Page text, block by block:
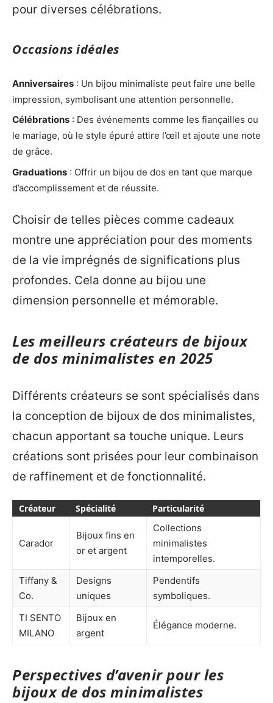
pour diverses célébrations.
Occasions idéales
Anniversaires : Un bijou minimaliste peut faire une belle
impression, symbolisant une attention personnelle.
Célébrations : Des événements comme les fiançailles ou
le mariage, où le style épuré attire l’œil et ajoute une note
de grâce.
Graduations : Offrir un bijou de dos en tant que marque
d’accomplissement et de réussite.
Choisir de telles pièces comme cadeaux
montre une appréciation pour des moments
de la vie imprégnés de significations plus
profondes. Cela donne au bijou une
dimension personnelle et mémorable.
Les meilleurs créateurs de bijoux
de dos minimalistes en 2025
Différents créateurs se sont spécialisés dans
la conception de bijoux de dos minimalistes,
chacun apportant sa touche unique. Leurs
créations sont prisées pour leur combinaison
de raffinement et de fonctionnalité.
Créateur Spécialité Particularité
Carador
Bijoux fins en
or et argent
Collections
minimalistes
intemporelles.
Tiffany &
Co.
Designs
uniques
Pendentifs
symboliques.
TI SENTO
MILANO
Bijoux en
argent
Élégance moderne.
Perspectives d’avenir pour les
bijoux de dos minimalistes